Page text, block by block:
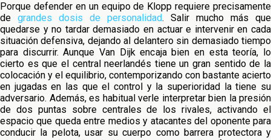
Porque defender en un equipo de Klopp requiere precisamente
de grandes dosis de personalidad. Salir mucho más que
quedarse y no tardar demasiado en actuar e intervenir en cada
situación defensiva, dejando al delantero sin demasiado tiempo
para discurrir. Aunque Van Dijk encaja bien en esta teoría, lo
cierto es que el central neerlandés tiene un gran sentido de la
colocación y el equilibrio, contemporizando con bastante acierto
en jugadas en las que el control y la superioridad la tiene su
adversario. Además, es habitual verle interpretar bien la presión
de dos puntas sobre centrales de los rivales, activando el
espacio que queda entre medios y atacantes del oponente para
conducir la pelota, usar su cuerpo como barrera protectora y